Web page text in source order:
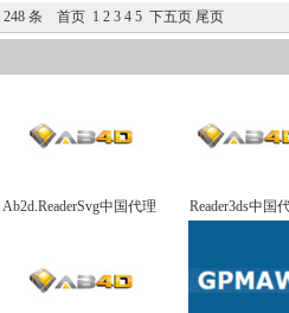
248 条 首页 1 2 3 4 5 下五页 尾页
Ab2d.ReaderSvg中国代理 Reader3ds中国